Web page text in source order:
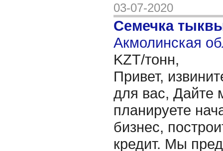
03-07-2020
Семечка
Акмолинская
KZT/тонн,
Привет,
для вас, Дайте
планируете
бизнес,
кредит. Мы